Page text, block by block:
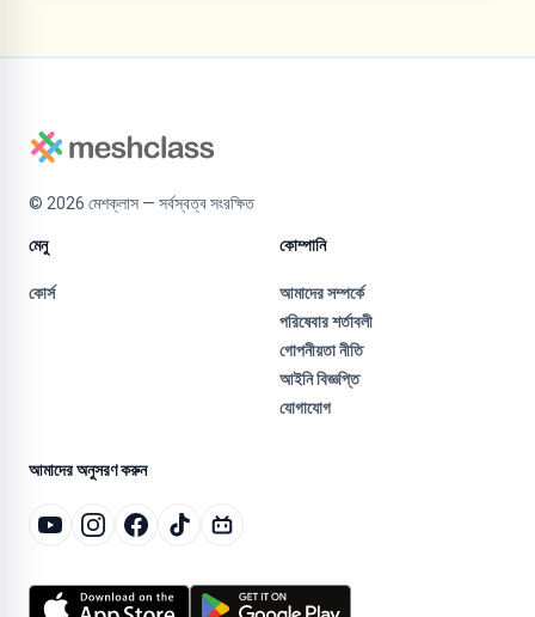
© 2026 মেশক্লাস — সর্বস্বত্ব সংরক্ষিত
মেনু
কোর্স
কোম্পানি
আমাদের সম্পর্কে
পরিষেবার শর্তাবলী
গোপনীয়তা নীতি
আইনি বিজ্ঞপ্তি
যোগাযোগ
আমাদের অনুসরণ করুন